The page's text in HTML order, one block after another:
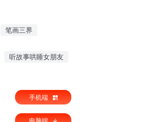
笔画三界
听故事哄睡女朋友
手机端